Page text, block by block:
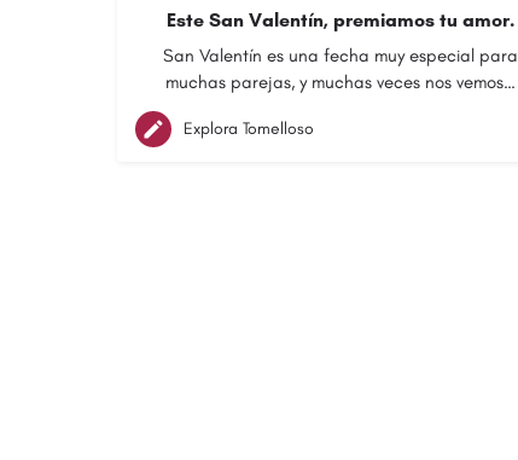
Este San Valentín, premiamos tu amor.
San Valentín es una fecha muy especial para
muchas parejas, y muchas veces nos vemos…
Explora Tomelloso